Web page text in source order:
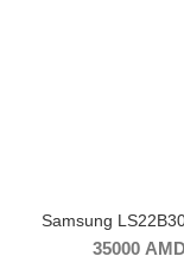
Samsung
35000